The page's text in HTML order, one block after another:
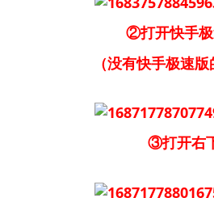
②打开快手极速
（没有快手极速版的
③打开右下